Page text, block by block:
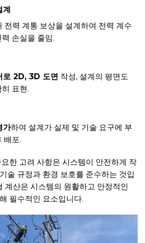
전력 계통 보상을 설계하여 전력 계수
손실을 줄임.
로 2D, 3D 도면 작성, 설계의 평면도
표현.
가하여 설계가 실제 및 기술 요구에 부
배포.
한 고려 사항은 시스템이 안전하게 작
술 규정과 환경 보호를 준수하는 것입
계산은 시스템의 원활하고 안정적인
필수적인 요소입니다.